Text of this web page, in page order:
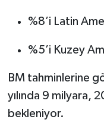
%8’i Latin
%5’i Kuzey
BM tahminlerine
yılında 9 milyara,
bekleniyor.